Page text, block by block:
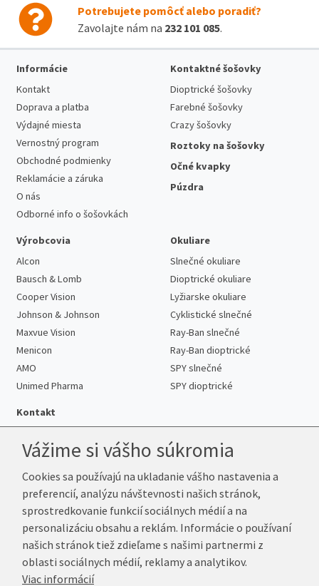
Potrebujete pomôcť alebo poradiť?
Zavolajte nám na 232 101 085.
Informácie
Kontakt
Doprava a platba
Výdajné miesta
Vernostný program
Obchodné podmienky
Reklamácie a záruka
O nás
Odborné info o šošovkách
Kontaktné šošovky
Dioptrické šošovky
Farebné šošovky
Crazy šošovky
Roztoky na šošovky
Očné kvapky
Púzdra
Výrobcovia
Alcon
Bausch & Lomb
Cooper Vision
Johnson & Johnson
Maxvue Vision
Menicon
AMO
Unimed Pharma
Okuliare
Slnečné okuliare
Dioptrické okuliare
Lyžiarske okuliare
Cyklistické slnečné
Ray-Ban slnečné
Ray-Ban dioptrické
SPY slnečné
SPY dioptrické
Kontakt
Telefón:+421 222 205 863
E-mail:info@k-sosovky.sk
Reklamačná adresa
Andrea Votavová
Revoluční 1017
290 01 Poděbrady
Vážime si vášho súkromia
Cookies sa používajú na ukladanie vášho nastavenia a
preferencií, analýzu návštevnosti našich stránok,
sprostredkovanie funkcií sociálnych médií a na
personalizáciu obsahu a reklám. Informácie o používaní
našich stránok tiež zdieľame s našimi partnermi z
oblasti sociálnych médií, reklamy a analytikov.
Viac informácií